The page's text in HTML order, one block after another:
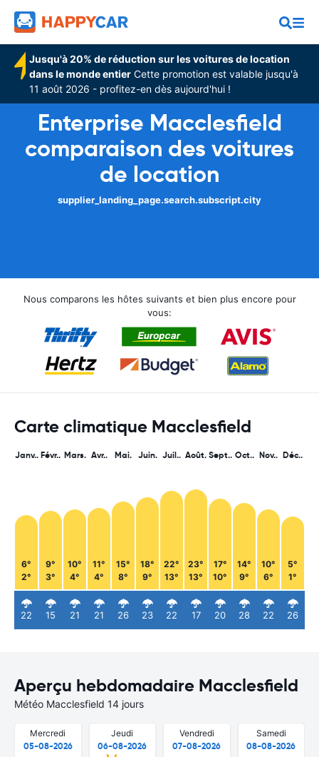
Jusqu'à 20% de réduction sur les voitures de location
dans le monde entier Cette promotion est valable jusqu'à
11 août 2026 - profitez-en dès aujourd'hui !
Enterprise Macclesfield
comparaison des voitures
de location
supplier_landing_page.search.subscript.city
Nous comparons les hôtes suivants et bien plus encore pour
vous:
Carte climatique Macclesfield
Janv..
6°
2°
22
Févr..
9°
3°
15
Mars.
10°
4°
21
Avr..
11°
4°
21
Mai.
15°
8°
26
Juin.
18°
9°
23
Juil..
22°
13°
22
Août.
23°
13°
17
Sept..
17°
10°
20
Oct..
14°
9°
28
Nov..
10°
6°
22
Déc..
5°
1°
26
Aperçu hebdomadaire Macclesfield
Météo Macclesfield 14 jours
Mercredi
05-08-2026
Jeudi
06-08-2026
Vendredi
07-08-2026
Samedi
08-08-2026